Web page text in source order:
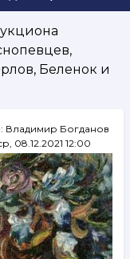
Беленок и
Владимир Богданов
08.12.2021 12:00